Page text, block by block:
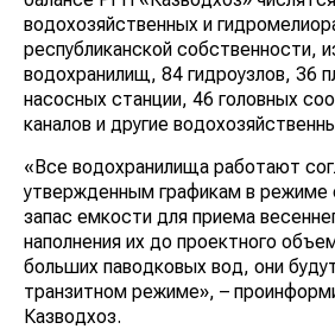
водохозяйственных и
республиканской собственности,
водохранилищ, 84 гидроузлов, 36
насосных станции, 46 головных
каналов и другие
«Все водохранилища работают
утвержденным графикам в режиме
запас емкости для приема
наполнения их до проектного
больших паводковых вод, они
транзитном режиме», –
Казводхоз.